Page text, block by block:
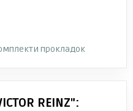
прокладок
REINZ":